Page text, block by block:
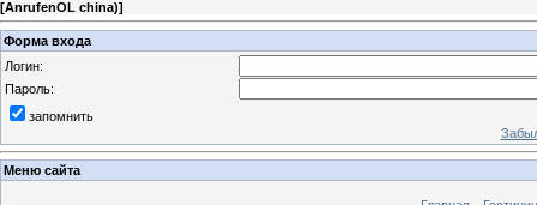
[AnrufenOL china)]
Форма входа
Логин:
Пароль:
запомнить
Меню сайта